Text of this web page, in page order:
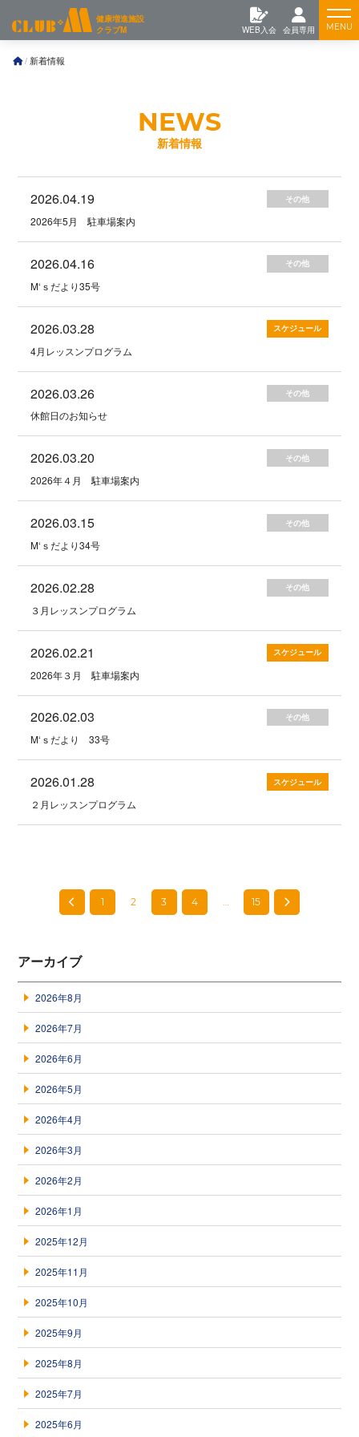
テ
健康増進施設
クラブM
WEB入会 会員専用
Feature
Training
新着情報
新着情報
2026.04.19 その他
2026年5月 駐車場案内
2026.04.16 その他
M‘ｓだより35号
2026.03.28 スケジュール
4月レッスンプログラム
2026.03.26 その他
休館日のお知らせ
2026.03.20 その他
2026年４月 駐車場案内
2026.03.15 その他
M‘ｓだより34号
2026.02.28 その他
３月レッスンプログラム
2026.02.21 スケジュール
2026年３月 駐車場案内
2026.02.03 その他
M‘ｓだより 33号
2026.01.28 スケジュール
２月レッスンプログラム
1 2 3 4 … 15
アーカイブ
2026年8月
2026年7月
2026年6月
2026年5月
2026年4月
2026年3月
2026年2月
2026年1月
2025年12月
2025年11月
2025年10月
2025年9月
2025年8月
2025年7月
2025年6月